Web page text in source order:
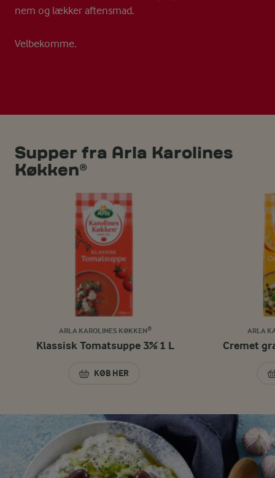
nem og lækker aftensmad.
Velbekomme.
Supper fra Arla Karolines
Køkken®
ARLA KAROLINES KØKKEN®
Klassisk Tomatsuppe 3% 1 L
KØB HER
KLASSISK TOMATSUPPE 3% 1 L
ARLA
Cremet